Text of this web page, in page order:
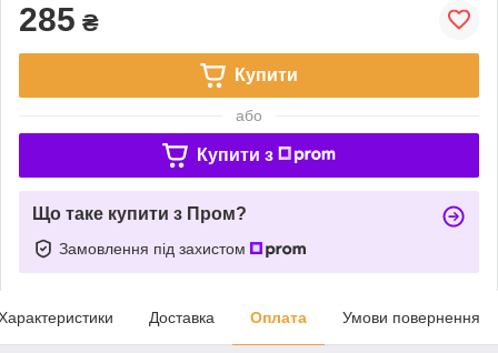
285 ₴
Купити
або
Купити з
Що таке купити з Пром?
Замовлення під захистом
Доставка Оплата Умови повернення